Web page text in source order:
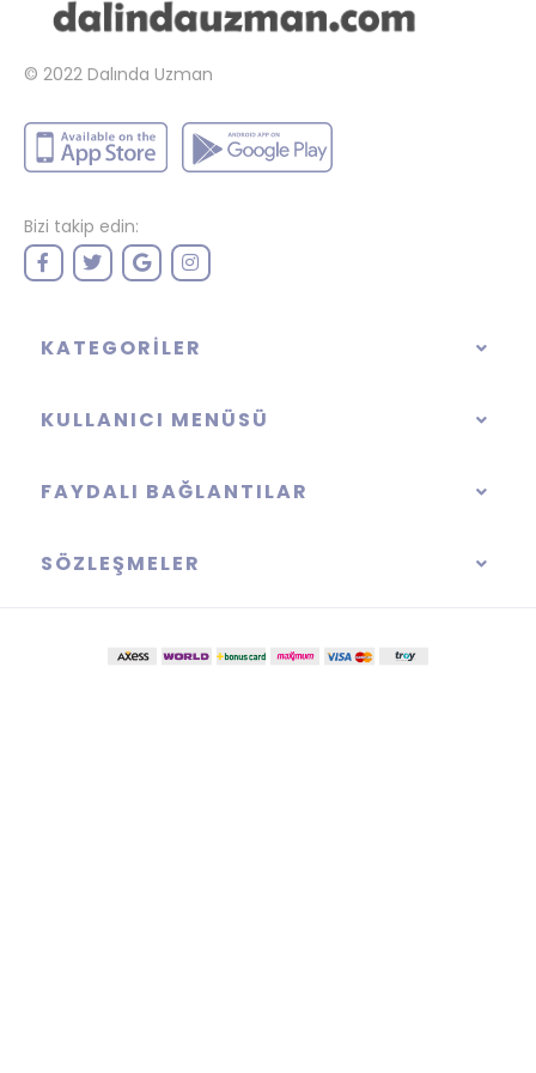
© 2022 Dalında Uzman
Bizi takip edin:
KATEGORILER
KULLANICI MENÜSÜ
FAYDALI BAĞLANTILAR
SÖZLEŞMELER